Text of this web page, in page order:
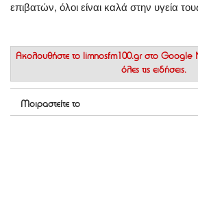
επιβατών, όλοι είναι καλά στην υγεία
Ακολουθήστε το limnosfm100.gr στο Google
όλες τις ειδήσεις.
Μοιραστείτε το